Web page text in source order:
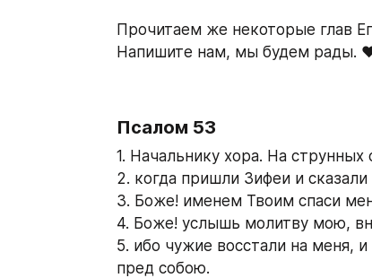
Прочитаем же некоторые глав
Напишите нам, мы будем рады.
Псалом 53
1. Начальнику хора. На струнных
2. когда пришли Зифеи и
3. Боже! именем Твоим спаси
4. Боже! услышь молитву мою,
5. ибо чужие восстали на меня,
пред собою.